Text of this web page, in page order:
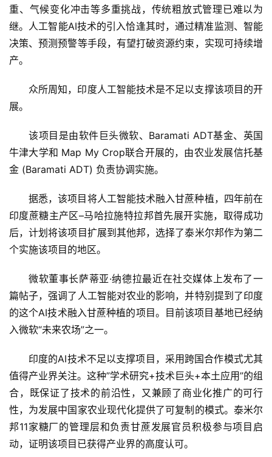
重、气候变化冲击等多重挑战，传统粗放式管理已难以为
继。人工智能AI技术的引入恰逢其时，通过精准监测、智能
决策、预测预警等手段，有望打破资源约束，实现可持续增
产。
众所周知，印度人工智能技术是不足以支撑该项目的开
展。
该项目是由软件巨头微软、Baramati ADT基金、英国
牛津大学和 Map My Crop联合开展的，由农业发展信托基
金 (Baramati ADT) 负责协调实施。
据悉，该项目将人工智能技术融入甘蔗种植，四年前在
印度蔗糖主产区–马哈拉施特拉邦首先展开实施，取得成功
后，计划将该项目扩展到其他邦，选择了泰米尔邦作为第二
个实施该项目的地区。
微软董事长萨蒂亚·纳德拉最近在社交媒体上发布了一
篇帖子，强调了人工智能对农业的影响，并特别提到了印度
的这个AI技术融入甘蔗种植的项目。目前该项目基地已经纳
入微软“未来农场”之一。
印度的AI技术不足以支撑项目，采用跨国合作模式尤其
值得产业界关注。这种”学术研究+技术巨头+本土应用”的组
合，既保证了技术的前沿性，又兼顾了商业化推广的可行
性，为发展中国家农业现代化提供了可复制的模式。泰米尔
邦11家糖厂的管理层和负责甘蔗发展官员积极参与项目启
动，证明该项目已获得产业界的高度认可。